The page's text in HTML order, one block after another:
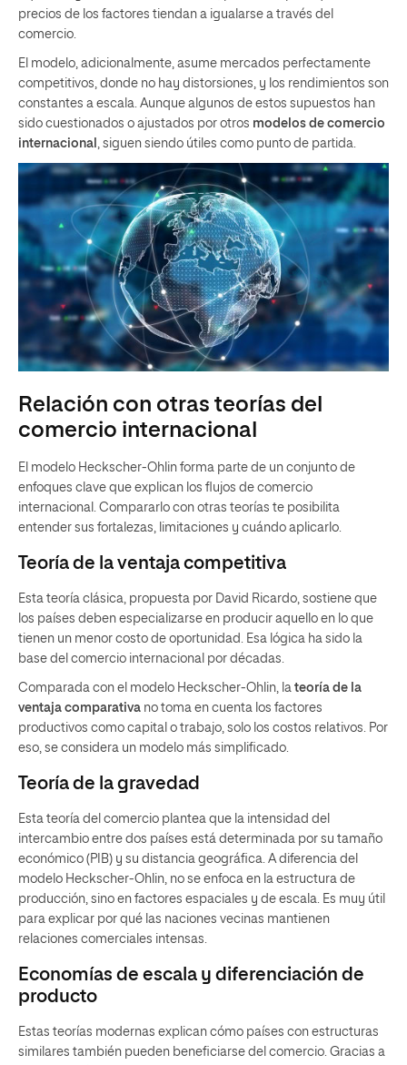
precios de los factores tiendan a igualarse a través del
comercio.
El modelo, adicionalmente, asume mercados perfectamente
competitivos, donde no hay distorsiones, y los rendimientos son
constantes a escala. Aunque algunos de estos supuestos han
sido cuestionados o ajustados por otros modelos de comercio
internacional
, siguen siendo útiles como punto de partida.
Relación con otras teorías del
comercio internacional
El modelo Heckscher-Ohlin forma parte de un conjunto de
enfoques clave que explican los flujos de comercio
internacional. Compararlo con otras teorías te posibilita
entender sus fortalezas, limitaciones y cuándo aplicarlo.
Teoría de la ventaja competitiva
Esta teoría clásica, propuesta por David Ricardo, sostiene que
los países deben especializarse en producir aquello en lo que
tienen un menor costo de oportunidad. Esa lógica ha sido la
base del comercio internacional por décadas.
Comparada con el modelo Heckscher-Ohlin, la teoría de la
ventaja comparativa no toma en cuenta los factores
productivos como capital o trabajo, solo los costos relativos. Por
eso, se considera un modelo más simplificado.
Teoría de la gravedad
Esta teoría del comercio plantea que la intensidad del
intercambio entre dos países está determinada por su tamaño
económico (PIB) y su distancia geográfica. A diferencia del
modelo Heckscher-Ohlin, no se enfoca en la estructura de
producción, sino en factores espaciales y de escala. Es muy útil
para explicar por qué las naciones vecinas mantienen
relaciones comerciales intensas.
Economías de escala y diferenciación de
producto
Estas teorías modernas explican cómo países con estructuras
similares también pueden beneficiarse del comercio. Gracias a